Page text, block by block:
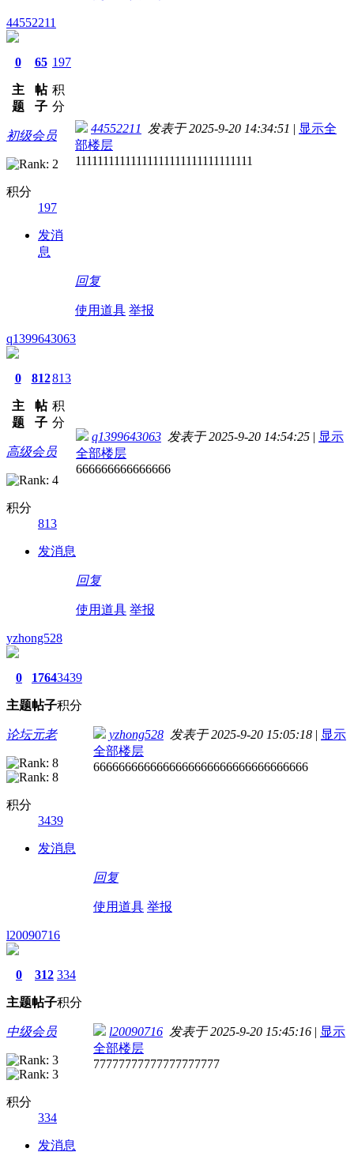
44552211
0
主
题
65
帖
子
197
积
分
初级会员
积分
197
发消
息
44552211 发表于 2025-9-20 14:34:51 | 显示全
部楼层
11111111111111111111111111111111
回复
使用道具 举报
q1399643063
0
主
题
812
帖
子
813
积
分
高级会员
积分
813
发消息
q1399643063 发表于 2025-9-20 14:54:25 | 显示
全部楼层
666666666666666
回复
使用道具 举报
yzhong528
0
主题
1764
帖子
3439
积分
论坛元老
积分
3439
发消息
yzhong528 发表于 2025-9-20 15:05:18 | 显示
全部楼层
6666666666666666666666666666666666
回复
使用道具 举报
l20090716
0
主题
312
帖子
334
积分
中级会员
积分
334
发消息
l20090716 发表于 2025-9-20 15:45:16 | 显示
全部楼层
77777777777777777777